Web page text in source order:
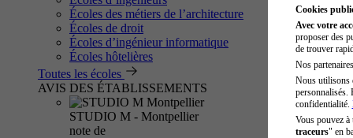
Écoles des métiers de l’architecture
Écoles de droit
Écoles d’ingénieur informatique
Écoles hôtelières
Toutes les écoles
AVIS DES ÉTABLISSEMENTS
STUDIO M - Montpellier
note de
Cookies
Avec votre
proposer des
de trouver
Nos
Nous utilisons
personnalisés.
confidentialité.
Vous pouvez
traceurs" en